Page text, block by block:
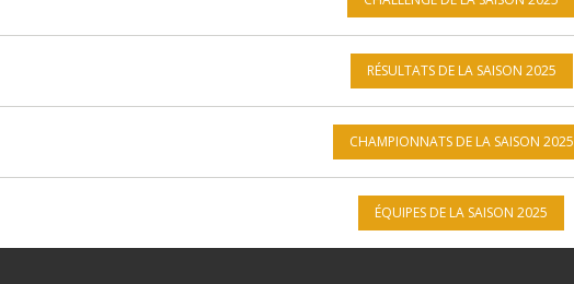
RÉSULTATS DE LA SAISON 2025
CHAMPIONNATS DE LA SAISON 2025
ÉQUIPES DE LA SAISON 2025